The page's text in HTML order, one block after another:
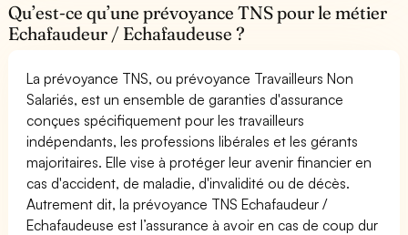
Qu’est-ce qu’une prévoyance TNS pour le métier
Echafaudeur / Echafaudeuse ?
La prévoyance TNS, ou prévoyance Travailleurs Non
Salariés, est un ensemble de garanties d'assurance
conçues spécifiquement pour les travailleurs
indépendants, les professions libérales et les gérants
majoritaires. Elle vise à protéger leur avenir financier en
cas d'accident, de maladie, d'invalidité ou de décès.
Autrement dit, la prévoyance TNS Echafaudeur /
Echafaudeuse est l’assurance à avoir en cas de coup dur